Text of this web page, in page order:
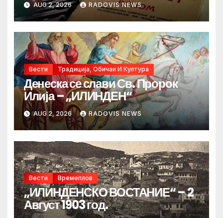
AUG 2, 2026 RADOVIS NEWS
Вести Традиција, Обичаи И Култура
Денеска се слави Св. Пророк
Илија – „ИЛИНДЕН“
AUG 2, 2026 RADOVIS NEWS
Вести Времеплов
„ИЛИНДЕНСКО ВОСТАНИЕ“ – 2
Август 1903 год.